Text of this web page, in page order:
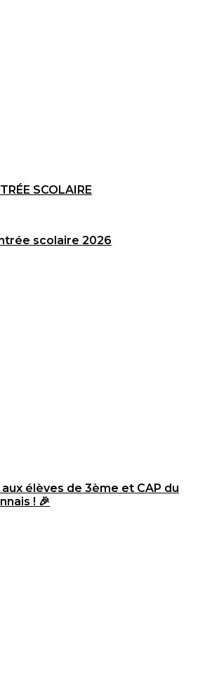
SCOLAIRE
scolaire 2026
élèves de 3ème et CAP du
! 🎉